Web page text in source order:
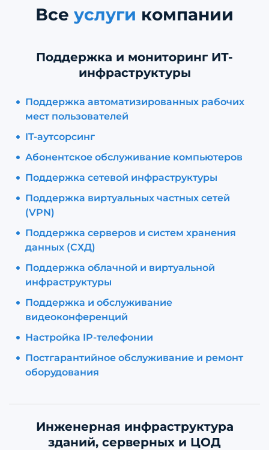
Все услуги компании
Поддержка и мониторинг ИТ-
инфраструктуры
Поддержка автоматизированных рабочих
мест пользователей
IT-аутсорсинг
Абонентское обслуживание компьютеров
Поддержка сетевой инфраструктуры
Поддержка виртуальных частных сетей
(VPN)
Поддержка серверов и систем хранения
данных (СХД)
Поддержка облачной и виртуальной
инфраструктуры
Поддержка и обслуживание
видеоконференций
Настройка IP-телефонии
Постгарантийное обслуживание и ремонт
оборудования
Инженерная инфраструктура
зданий, серверных и ЦОД